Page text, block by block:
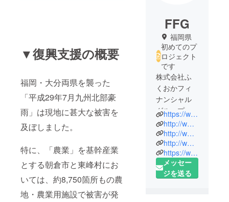
▼復興支援の概要
福岡・大分両県を襲った
「平成29年7月九州北部豪
雨」は現地に甚大な被害を
及ぼしました。
特に、「農業」を基幹産業
とする朝倉市と東峰村にお
いては、約8,750箇所もの農
地・農業用施設で被害が発
FFG
福岡県
初めてのプ
ロジェクト
です
株式会社ふ
くおかフィ
ナンシャル
グループ
（通称：
FFG）。
九州を基盤
とした広域
展開型地域
グループ
https://www.fukuoka-fg.com/
http://www.fukuokabank.co.jp/
http://www.kumamotobank.co.jp/
http://www.18shinwabank.co.jp/
https://www.fukuokachuo-bank.co.jp/
メッセー
ジを送る